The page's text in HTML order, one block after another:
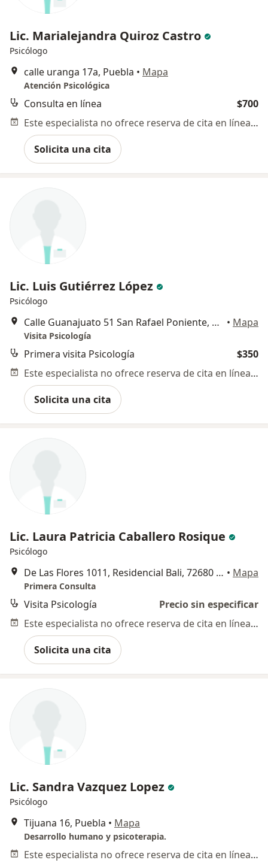
Lic. Marialejandra Quiroz Castro
Psicólogo
calle uranga 17a, Puebla • Mapa
Atención Psicológica
Consulta en línea
$700
Este especialista no ofrece reserva de cita en línea en esta dirección.
Solicita una cita
Lic. Luis Gutiérrez López
Psicólogo
Calle Guanajuato 51 San Rafael Poniente, Puebla • Mapa
Visita Psicología
Primera visita Psicología
$350
Este especialista no ofrece reserva de cita en línea en esta dirección.
Solicita una cita
Lic. Laura Patricia Caballero Rosique
Psicólogo
De Las Flores 1011, Residencial Bali, 72680 San Francisco Ocotlán, Pue., Puebla • Mapa
Primera Consulta
Visita Psicología
Precio sin especificar
Este especialista no ofrece reserva de cita en línea en esta dirección.
Solicita una cita
Lic. Sandra Vazquez Lopez
Psicólogo
Tijuana 16, Puebla • Mapa
Desarrollo humano y psicoterapia.
Este especialista no ofrece reserva de cita en línea en esta dirección.